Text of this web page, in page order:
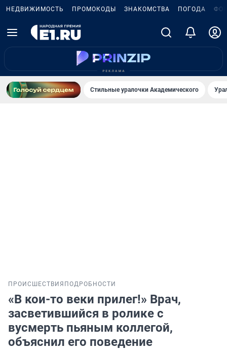
НЕДВИЖИМОСТЬ ПРОМОКОДЫ ЗНАКОМСТВА ПОГОДА
Стильные уралочки Академического
ПРОИСШЕСТВИЯ ПОДРОБНОСТИ
«В кои-то веки прилег!» Врач,
засветившийся в ролике с
вусмерть пьяным коллегой,
объяснил его поведение